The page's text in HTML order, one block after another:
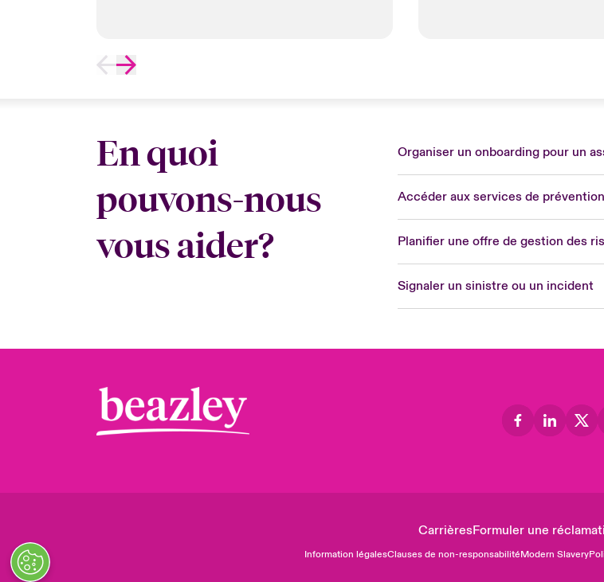
En quoi
pouvons-nous
vous aider?
Organiser un onboarding pour un
Accéder aux services de
Planifier une offre de gestion des
Signaler un sinistre ou un incident
CarrièresFormuler une
Information légalesClauses de non-responsabilitéModern Slavery